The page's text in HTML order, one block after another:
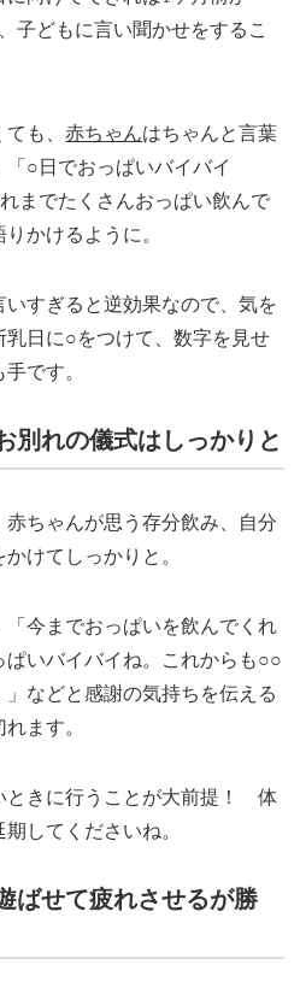
子どもに言い聞かせをするこ
ても、赤ちゃんはちゃんと言葉
○日でおっぱいバイバイ
までたくさんおっぱい飲んで
かけるように。
すぎると逆効果なので、気を
日に○をつけて、数字を見せ
です。
別れの儀式はしっかりと
ちゃんが思う存分飲み、自分
けてしっかりと。
今までおっぱいを飲んでくれ
いバイバイね。これからも○○
などと感謝の気持ちを伝える
ます。
ときに行うことが大前提！ 体
してくださいね。
ばせて疲れさせるが勝